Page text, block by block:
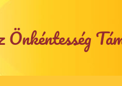
Önkéntesség